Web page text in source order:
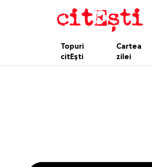
Topuri
citEști
Cartea
zilei
This